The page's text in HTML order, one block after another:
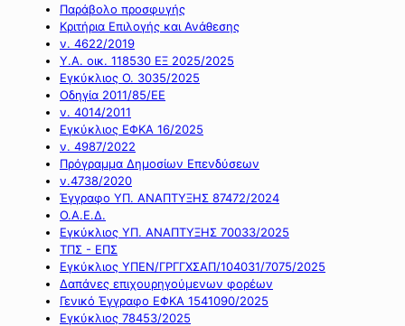
Παράβολο προσφυγής
Κριτήρια Επιλογής και Ανάθεσης
ν. 4622/2019
Υ.Α. οικ. 118530 ΕΞ 2025/2025
Εγκύκλιος Ο. 3035/2025
Οδηγία 2011/85/ΕΕ
ν. 4014/2011
Εγκύκλιος ΕΦΚΑ 16/2025
ν. 4987/2022
Πρόγραμμα Δημοσίων Επενδύσεων
ν.4738/2020
Έγγραφο ΥΠ. ΑΝΑΠΤΥΞΗΣ 87472/2024
Ο.Α.Ε.Δ.
Εγκύκλιος ΥΠ. ΑΝΑΠΤΥΞΗΣ 70033/2025
ΤΠΣ - ΕΠΣ
Εγκύκλιος ΥΠΕΝ/ΓΡΓΓΧΣΑΠ/104031/7075/2025
Δαπάνες επιχουρηγούμενων φορέων
Γενικό Έγγραφο ΕΦΚΑ 1541090/2025
Εγκύκλιος 78453/2025